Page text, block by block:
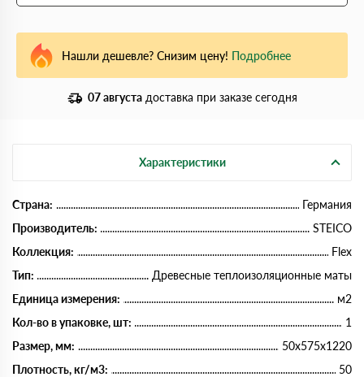
Нашли дешевле? Снизим цену! Подробнее
07 августа доставка при заказе сегодня
Характеристики
Страна:
Германия
Производитель:
STEICO
Коллекция:
Flex
Тип:
Древесные теплоизоляционные маты
Единица измерения:
м2
Кол-во в упаковке, шт:
1
Размер, мм:
50х575х1220
Плотность, кг/м3:
50